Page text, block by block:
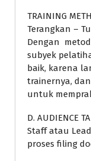
TRAINING
Terangkan –
Dengan
subyek
baik, karena
trainernya,
untuk
D. AUDIENCE
Staff atau
proses filing